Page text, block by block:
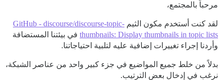
مرحباً بالمجتمع،
لقد كنت أستخدم مكون الثيم GitHub - discourse/discourse-topic-
thumbnails: Display thumbnails in topic lists في بيئتنا المستضافة
وأردنا إجراء تغييرات إضافية عليه لتلبية احتياجاتنا.
بدلاً من خلط جميع المواضيع في جزء كبير واحد من عناصر الشبكة،
نرغب في إدخال بعض الترتيب.